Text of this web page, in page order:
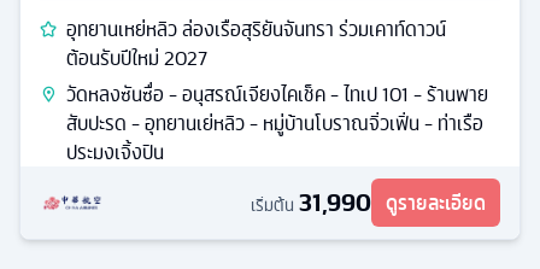
อุทยานเหย่หลิว ล่องเรือสุริยันจันทรา ร่วมเคาท์ดาวน์
ต้อนรับปีใหม่ 2027
วัดหลงซันซื่อ - อนุสรณ์เจียงไคเช็ค - ไทเป 101 - ร้านพาย
สับปะรด - อุทยานเย่หลิว - หมู่บ้านโบราณจิ่วเฟิ่น - ท่าเรือ
ประมงเจิ้งปิน
เริ่มต้น 31,990 ดูรายละเอียด